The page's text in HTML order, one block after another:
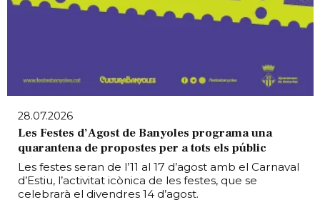
28.07.2026
Les Festes d’Agost de Banyoles programa una
quarantena de propostes per a tots els públic
Les festes seran de l’11 al 17 d’agost amb el Carnaval
d’Estiu, l’activitat icònica de les festes, que se
celebrarà el divendres 14 d’agost.